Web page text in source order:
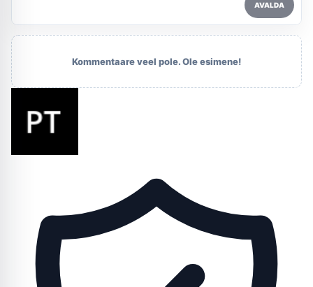
AVALDA
Kommentaare veel pole. Ole esimene!